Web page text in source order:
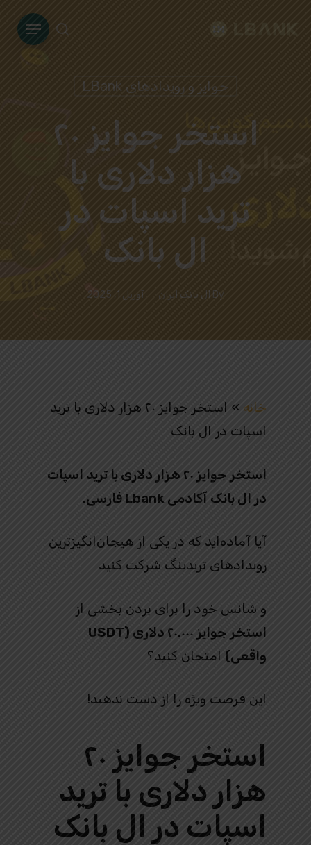
Menu
جوایز و رویدادهای LBank
استخر جوایز ۲۰
هزار دلاری با
ترید اسپات در
ال بانک
By ال بانک ایران آوریل 1, 2025
خانه »
استخر جوایز ۲۰ هزار دلاری با ترید
اسپات در ال بانک
استخر جوایز ۲۰ هزار دلاری با ترید اسپات
در ال بانک آکادمی Lbank فارسی.
آیا آماده‌اید که در یکی از هیجان‌انگیزترین
رویدادهای تریدینگ شرکت کنید
و شانس خود را برای بردن بخشی از
استخر جوایز ۲۰,۰۰۰ دلاری (USDT
واقعی) امتحان کنید؟
این فرصت ویژه را از دست ندهید!
استخر جوایز ۲۰
هزار دلاری با ترید
اسپات در ال بانک